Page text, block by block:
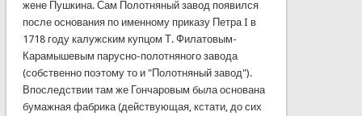
жене Пушкина. Сам Полотняный завод появился
после основания по именному приказу ПетраI в
1718 году калужским купцом Т. Филатовым-
Карамышевым парусно-полотняного завода
(собственно поэтому тои "Полотняный завод").
Впоследствиитам же Гончаровым была основана
бумажная фабрика(действующая, кстати, досих